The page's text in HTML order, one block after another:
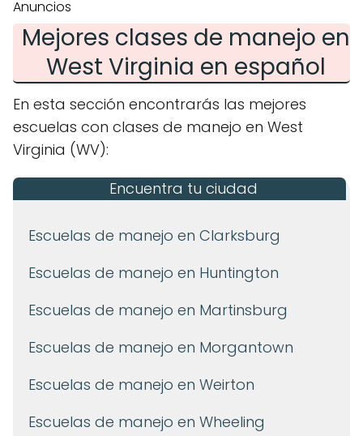
Anuncios
Mejores clases de manejo en
West Virginia en español
En esta sección encontrarás las mejores
escuelas con clases de manejo en West
Virginia (WV):
Encuentra tu ciudad
Escuelas de manejo en Clarksburg
Escuelas de manejo en Huntington
Escuelas de manejo en Martinsburg
Escuelas de manejo en Morgantown
Escuelas de manejo en Weirton
Escuelas de manejo en Wheeling